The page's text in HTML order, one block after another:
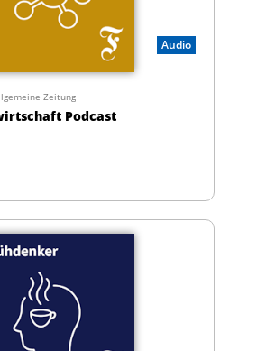
Audio
Zeitung
Podcast